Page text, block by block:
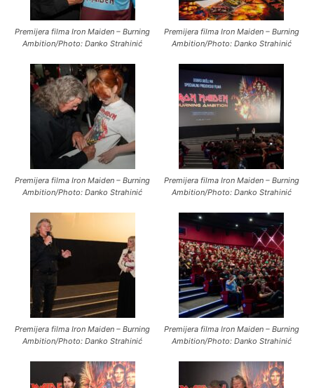
Premijera filma Iron Maiden – Burning
Ambition/Photo: Danko Strahinić
Premijera filma Iron Maiden – Burning
Ambition/Photo: Danko Strahinić
Premijera filma Iron Maiden – Burning
Ambition/Photo: Danko Strahinić
Premijera filma Iron Maiden – Burning
Ambition/Photo: Danko Strahinić
Premijera filma Iron Maiden – Burning
Ambition/Photo: Danko Strahinić
Premijera filma Iron Maiden – Burning
Ambition/Photo: Danko Strahinić